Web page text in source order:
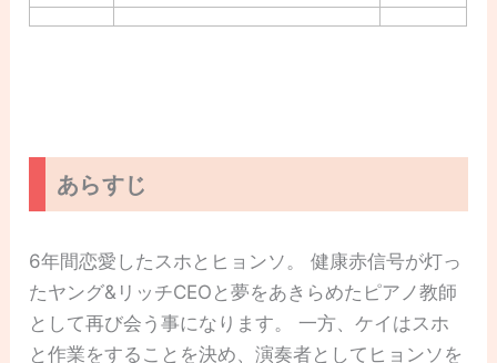
あらすじ
6年間恋愛したスホとヒョンソ。 健康赤信号が灯っ
たヤング&リッチCEOと夢をあきらめたピアノ教師
として再び会う事になります。 一方、ケイはスホ
と作業をすることを決め、演奏者としてヒョンソを